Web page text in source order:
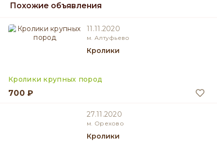
Похожие объявления
11.11.2020
м. Алтуфьево
Кролики
Кролики крупных пород
700 ₽
27.11.2020
м. Орехово
Кролики